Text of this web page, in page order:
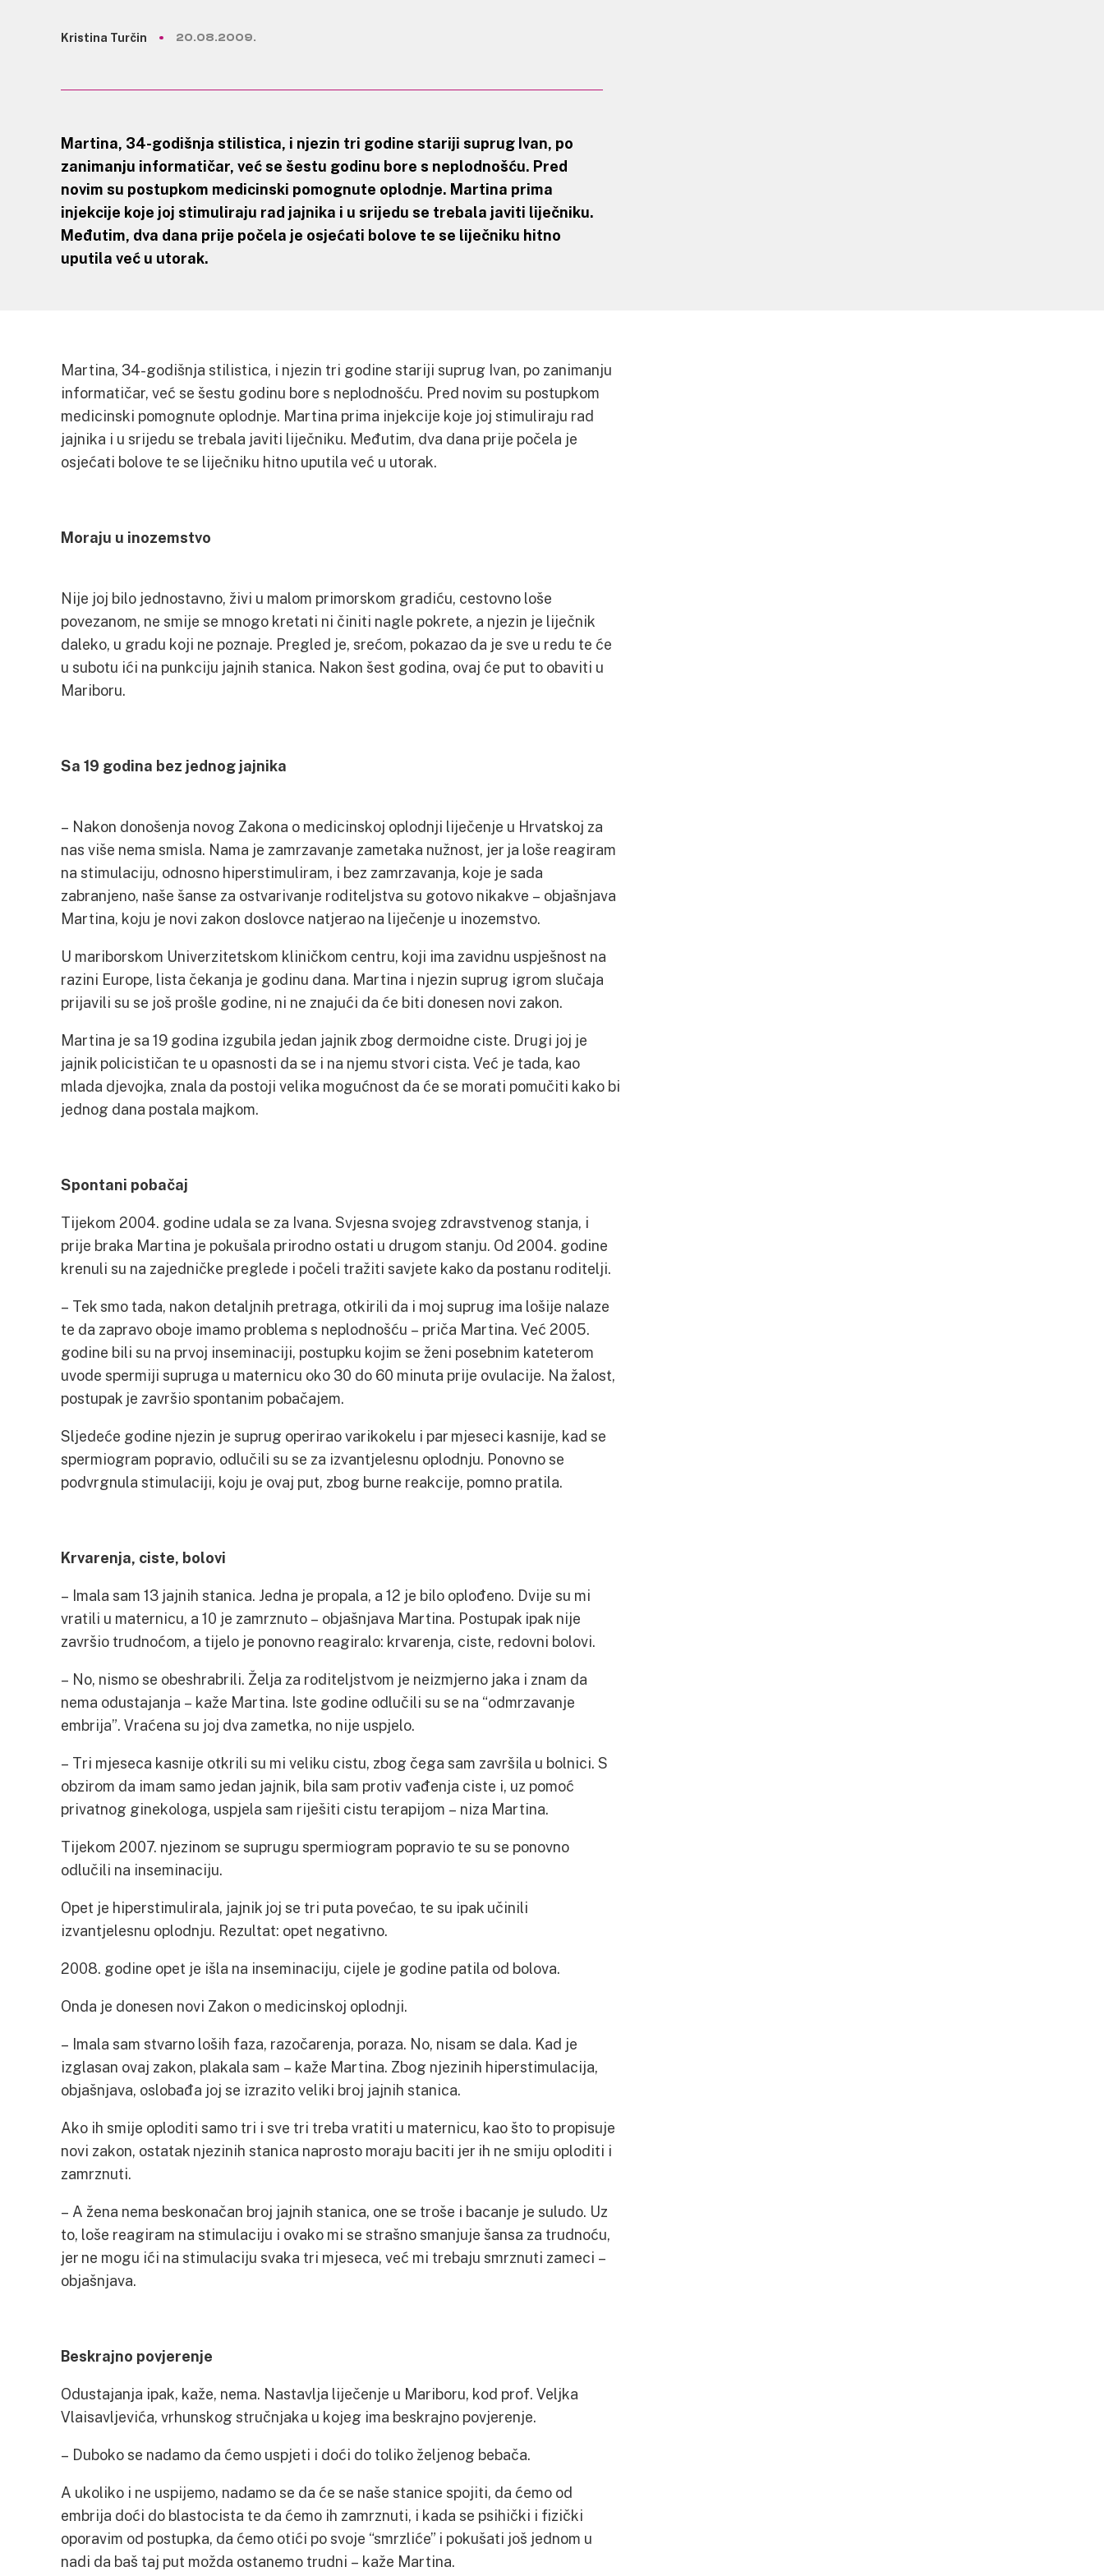
Kristina Turčin 20.08.2009.
Martina, 34-godišnja stilistica, i njezin tri godine stariji suprug Ivan, po
zanimanju informatičar, već se šestu godinu bore s neplodnošću. Pred
novim su postupkom medicinski pomognute oplodnje. Martina prima
injekcije koje joj stimuliraju rad jajnika i u srijedu se trebala javiti liječniku.
Međutim, dva dana prije počela je osjećati bolove te se liječniku hitno
uputila već u utorak.
Martina, 34-godišnja stilistica, i njezin tri godine stariji suprug Ivan, po zanimanju
informatičar, već se šestu godinu bore s neplodnošću. Pred novim su postupkom
medicinski pomognute oplodnje. Martina prima injekcije koje joj stimuliraju rad
jajnika i u srijedu se trebala javiti liječniku. Međutim, dva dana prije počela je
osjećati bolove te se liječniku hitno uputila već u utorak.
Moraju u inozemstvo
Nije joj bilo jednostavno, živi u malom primorskom gradiću, cestovno loše
povezanom, ne smije se mnogo kretati ni činiti nagle pokrete, a njezin je liječnik
daleko, u gradu koji ne poznaje. Pregled je, srećom, pokazao da je sve u redu te će
u subotu ići na punkciju jajnih stanica. Nakon šest godina, ovaj će put to obaviti u
Mariboru.
Sa 19 godina bez jednog jajnika
– Nakon donošenja novog Zakona o medicinskoj oplodnji liječenje u Hrvatskoj za
nas više nema smisla. Nama je zamrzavanje zametaka nužnost, jer ja loše reagiram
na stimulaciju, odnosno hiperstimuliram, i bez zamrzavanja, koje je sada
zabranjeno, naše šanse za ostvarivanje roditeljstva su gotovo nikakve – objašnjava
Martina, koju je novi zakon doslovce natjerao na liječenje u inozemstvo.
U mariborskom Univerzitetskom kliničkom centru, koji ima zavidnu uspješnost na
razini Europe, lista čekanja je godinu dana. Martina i njezin suprug igrom slučaja
prijavili su se još prošle godine, ni ne znajući da će biti donesen novi zakon.
Martina je sa 19 godina izgubila jedan jajnik zbog dermoidne ciste. Drugi joj je
jajnik policističan te u opasnosti da se i na njemu stvori cista. Već je tada, kao
mlada djevojka, znala da postoji velika mogućnost da će se morati pomučiti kako bi
jednog dana postala majkom.
Spontani pobačaj
Tijekom 2004. godine udala se za Ivana. Svjesna svojeg zdravstvenog stanja, i
prije braka Martina je pokušala prirodno ostati u drugom stanju. Od 2004. godine
krenuli su na zajedničke preglede i počeli tražiti savjete kako da postanu roditelji.
– Tek smo tada, nakon detaljnih pretraga, otkirili da i moj suprug ima lošije nalaze
te da zapravo oboje imamo problema s neplodnošću – priča Martina. Već 2005.
godine bili su na prvoj inseminaciji, postupku kojim se ženi posebnim kateterom
uvode spermiji supruga u maternicu oko 30 do 60 minuta prije ovulacije. Na žalost,
postupak je završio spontanim pobačajem.
Sljedeće godine njezin je suprug operirao varikokelu i par mjeseci kasnije, kad se
spermiogram popravio, odlučili su se za izvantjelesnu oplodnju. Ponovno se
podvrgnula stimulaciji, koju je ovaj put, zbog burne reakcije, pomno pratila.
Krvarenja, ciste, bolovi
– Imala sam 13 jajnih stanica. Jedna je propala, a 12 je bilo oplođeno. Dvije su mi
vratili u maternicu, a 10 je zamrznuto – objašnjava Martina. Postupak ipak nije
završio trudnoćom, a tijelo je ponovno reagiralo: krvarenja, ciste, redovni bolovi.
– No, nismo se obeshrabrili. Želja za roditeljstvom je neizmjerno jaka i znam da
nema odustajanja – kaže Martina. Iste godine odlučili su se na “odmrzavanje
embrija”. Vraćena su joj dva zametka, no nije uspjelo.
– Tri mjeseca kasnije otkrili su mi veliku cistu, zbog čega sam završila u bolnici. S
obzirom da imam samo jedan jajnik, bila sam protiv vađenja ciste i, uz pomoć
privatnog ginekologa, uspjela sam riješiti cistu terapijom – niza Martina.
Tijekom 2007. njezinom se suprugu spermiogram popravio te su se ponovno
odlučili na inseminaciju.
Opet je hiperstimulirala, jajnik joj se tri puta povećao, te su ipak učinili
izvantjelesnu oplodnju. Rezultat: opet negativno.
2008. godine opet je išla na inseminaciju, cijele je godine patila od bolova.
Onda je donesen novi Zakon o medicinskoj oplodnji.
– Imala sam stvarno loših faza, razočarenja, poraza. No, nisam se dala. Kad je
izglasan ovaj zakon, plakala sam – kaže Martina. Zbog njezinih hiperstimulacija,
objašnjava, oslobađa joj se izrazito veliki broj jajnih stanica.
Ako ih smije oploditi samo tri i sve tri treba vratiti u maternicu, kao što to propisuje
novi zakon, ostatak njezinih stanica naprosto moraju baciti jer ih ne smiju oploditi i
zamrznuti.
– A žena nema beskonačan broj jajnih stanica, one se troše i bacanje je suludo. Uz
to, loše reagiram na stimulaciju i ovako mi se strašno smanjuje šansa za trudnoću,
jer ne mogu ići na stimulaciju svaka tri mjeseca, već mi trebaju smrznuti zameci –
objašnjava.
Beskrajno povjerenje
Odustajanja ipak, kaže, nema. Nastavlja liječenje u Mariboru, kod prof. Veljka
Vlaisavljevića, vrhunskog stručnjaka u kojeg ima beskrajno povjerenje.
– Duboko se nadamo da ćemo uspjeti i doći do toliko željenog bebača.
A ukoliko i ne uspijemo, nadamo se da će se naše stanice spojiti, da ćemo od
embrija doći do blastocista te da ćemo ih zamrznuti, i kada se psihički i fizički
oporavim od postupka, da ćemo otići po svoje “smrzliće” i pokušati još jednom u
nadi da baš taj put možda ostanemo trudni – kaže Martina.